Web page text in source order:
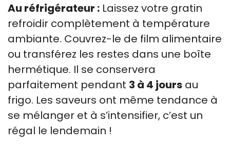
Au réfrigérateur : Laissez votre gratin
refroidir complètement à température
ambiante. Couvrez-le de film alimentaire
ou transférez les restes dans une boîte
hermétique. Il se conservera
parfaitement pendant 3 à 4 jours au
frigo. Les saveurs ont même tendance à
se mélanger et à s’intensifier, c’est un
régal le lendemain !